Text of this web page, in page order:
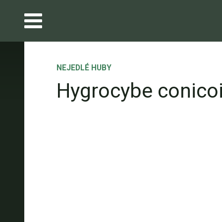
NEJEDLÉ HUBY
Hygrocybe